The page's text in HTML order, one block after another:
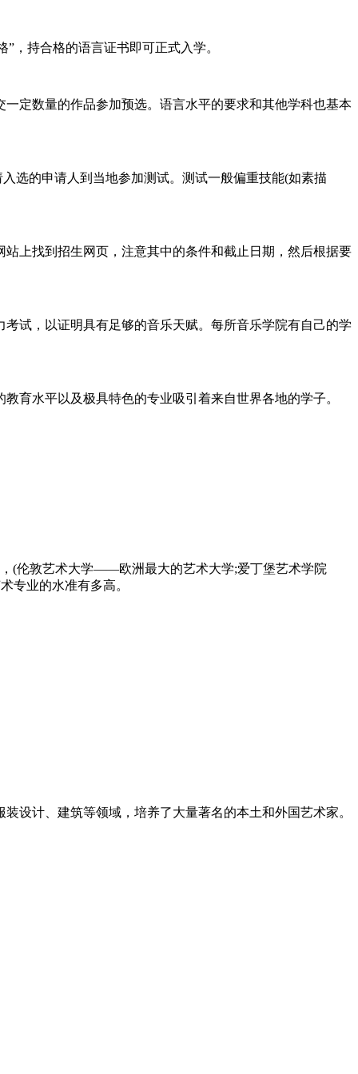
，持合格的语言证书即可正式入学。
定数量的作品参加预选。语言水平的要求和其他学科也基本
选的申请人到当地参加测试。测试一般偏重技能(如素描
上找到招生网页，注意其中的条件和截止日期，然后根据要
试，以证明具有足够的音乐天赋。每所音乐学院有自己的学
育水平以及极具特色的专业吸引着来自世界各地的学子。
(伦敦艺术大学——欧洲最大的艺术大学;爱丁堡艺术学院
业的水准有多高。
设计、建筑等领域，培养了大量著名的本土和外国艺术家。